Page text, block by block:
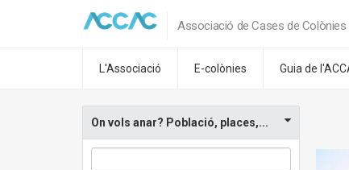
Associació de Cases de Colònies
L'Associació E-colònies Guia de
On vols anar? Població, places,...